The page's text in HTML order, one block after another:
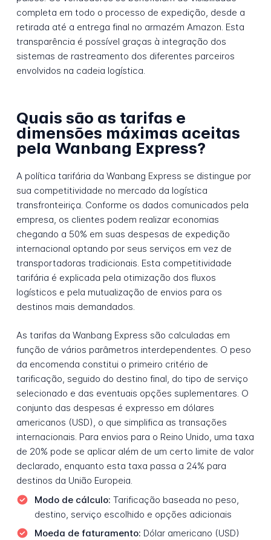
completa em todo o processo de expedição, desde a
retirada até a entrega final no armazém Amazon. Esta
transparência é possível graças à integração dos
sistemas de rastreamento dos diferentes parceiros
envolvidos na cadeia logística.
Quais são as tarifas e
dimensões máximas aceitas
pela Wanbang Express?
A política tarifária da Wanbang Express se distingue por
sua competitividade no mercado da logística
transfronteiriça. Conforme os dados comunicados pela
empresa, os clientes podem realizar economias
chegando a 50% em suas despesas de expedição
internacional optando por seus serviços em vez de
transportadoras tradicionais. Esta competitividade
tarifária é explicada pela otimização dos fluxos
logísticos e pela mutualização de envios para os
destinos mais demandados.
As tarifas da Wanbang Express são calculadas em
função de vários parâmetros interdependentes. O peso
da encomenda constitui o primeiro critério de
tarificação, seguido do destino final, do tipo de serviço
selecionado e das eventuais opções suplementares. O
conjunto das despesas é expresso em dólares
americanos (USD), o que simplifica as transações
internacionais. Para envios para o Reino Unido, uma taxa
de 20% pode se aplicar além de um certo limite de valor
declarado, enquanto esta taxa passa a 24% para
destinos da União Europeia.
Modo de cálculo: Tarificação baseada no peso,
destino, serviço escolhido e opções adicionais
Moeda de faturamento: Dólar americano (USD)